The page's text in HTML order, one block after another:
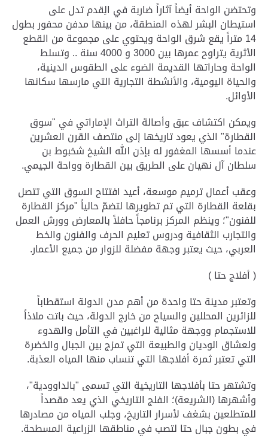
وتحتضن الواحة أيضاً آثاراً ضاربة في الِقدم تدل على
استيطان البشر لهذه المنطقة، من بينها مدفن محفور بطول
14 متراً يقع شرق الواحة ويحتوي على مجموعة من القطع
الأثرية يتراوح عمرها بين 3000 و 4000 سنة .. وتسلط
الواحة وحاراتها القديمة الضوء على الطقوس الدينية،
والحياة اليومية، والأنشطة التجارية التي مارسها سكانها
الأوائل.
ويمكن اكتشاف عبق وأصالة التراث الإماراتي في "سوق
القطارة" الذي يعود تاريخها إلى منتصف القرن العشرين
عندما أسسها المغفور له بإذن الله الشيخ شخبوط بن
سلطان آل نهيان على الطريق بين القطارة وواحة الجيمي.
وعقب أعمال ترميم موسعة، أعيد افتتاح السوق التي تتصل
بقلعة القطارة التي تم تطويرها لتضمّ حالياً "مركز القطارة
للفنون"؛ وينظم المركز برنامجاً حافلاً بالمعارض وورش العمل
والتجارب الثقافية ودروس تعليم الحرف والفنون والخط
العربي، حيث يعتبر وجهة مفضلة للزوار من جميع الأعمار.
( أفلاج حتا )
وتعتبر مدينة حتا واحدة من أهم مدن الدولة استقطاباً
للزائرين المحللين والسياح من خارج الدولة، حيث باتت ملاذاً
للاستجمام ووجهة مثالية للراغبين في التأمل والهدوء
ولعشاق الوديان والطبيعة التي تمزج بين الجبال والخضرة
التي تعتبر ثمرة أفلاجها التي تنساب منها المياه العذبة.
وتشتهر حتا بأفلاجها التاريخية التي تسمى "بالداوودية"،
وأشهرها (الشريعة)؛ الفلج التاريخي الذي يعد مقصداً
للمتطلعين بشغف لأسرار التاريخ، وجلب المياه من مصادرها
في بطون جبال حتا لتصب في مناطقها الزراعية المسطحة.